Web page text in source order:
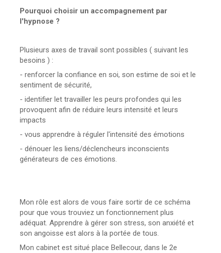
Pourquoi choisir un accompagnement par
l'hypnose ?
Plusieurs axes de travail sont possibles ( suivant les
besoins ) :
- renforcer la confiance en soi, son estime de soi et le
sentiment de sécurité,
- identifier let travailler les peurs profondes qui les
provoquent afin de réduire leurs intensité et leurs
impacts
- vous apprendre à réguler l'intensité des émotions
- dénouer les liens/déclencheurs inconscients
générateurs de ces émotions.
Mon rôle est alors de vous faire sortir de ce schéma
pour que vous trouviez un fonctionnement plus
adéquat. Apprendre à gérer son stress, son anxiété et
son angoisse est alors à la portée de tous.
Mon cabinet est situé place Bellecour, dans le 2e